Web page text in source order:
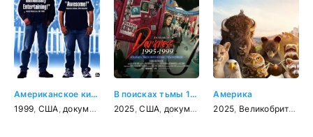
Американское кино
1999 США документальный ,комедия
В поисках тьмы 1995-1999: Путешествие в культовый хоррор 90-х
2025 ,США документальный ,ужасы,история
Америка
2025 Великобритания